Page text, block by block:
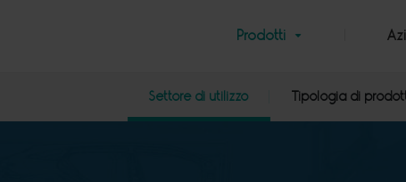
Prodotti
Settore di utilizzo Tipologia di